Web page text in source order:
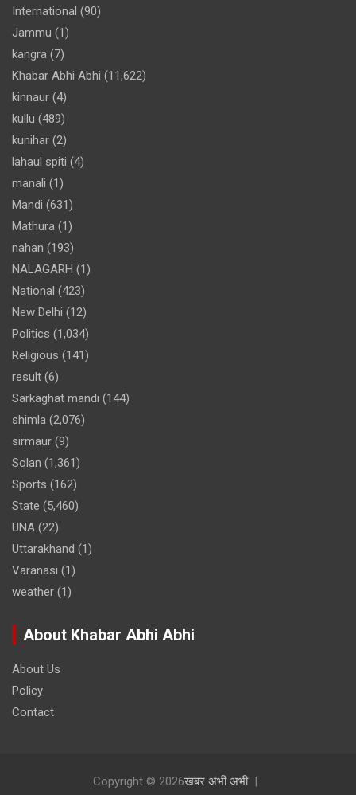
International (90)
Jammu (1)
kangra (7)
Khabar Abhi Abhi (11,622)
kinnaur (4)
kullu (489)
kunihar (2)
lahaul spiti (4)
manali (1)
Mandi (631)
Mathura (1)
nahan (193)
NALAGARH (1)
National (423)
New Delhi (12)
Politics (1,034)
Religious (141)
result (6)
Sarkaghat mandi (144)
shimla (2,076)
sirmaur (9)
Solan (1,361)
Sports (162)
State (5,460)
UNA (22)
Uttarakhand (1)
Varanasi (1)
weather (1)
About Khabar Abhi Abhi
About Us
Policy
Contact
Copyright © 2026खबर अभी अभी